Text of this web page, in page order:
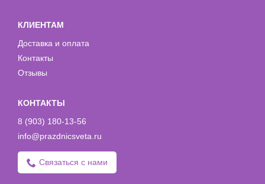
КЛИЕНТАМ
Доставка и оплата
Контакты
Отзывы
КОНТАКТЫ
8 (903) 180-13-56
info@prazdnicsveta.ru
Связаться с нами